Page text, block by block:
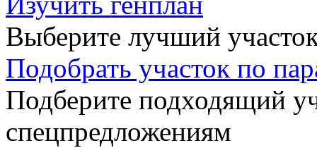
Выберите лучший
Подобрать участок по
Подберите подходящий
спецпредложениям